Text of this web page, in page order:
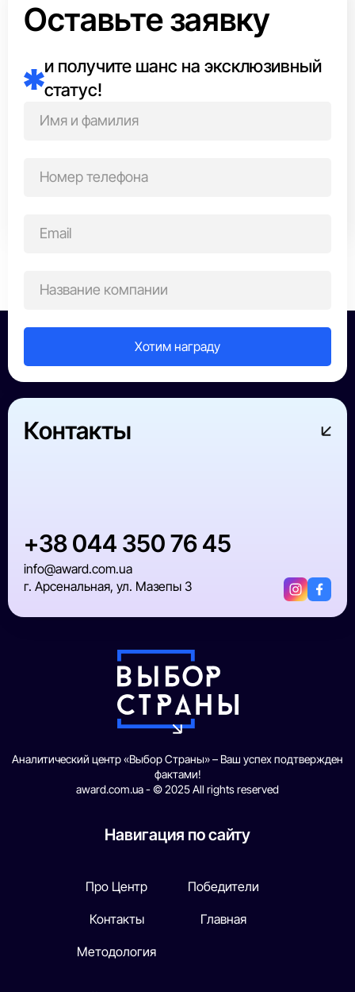
Посмотреть аналитику
Посмотреть аналитику
БЕЛОК.ЮА
записям
Оставьте заявку
и получите шанс на эксклюзивный
статус!
Контакты
+38 044 350 76 45
info@award.com.ua
г. Арсенальная, ул. Мазепы 3
Аналитический центр «Выбор Страны» – Ваш успех подтвержден
фактами!
award.com.ua - © 2025 All rights reserved
Навигация по сайту
Про Центр
Контакты
Методология
Победители
Главная